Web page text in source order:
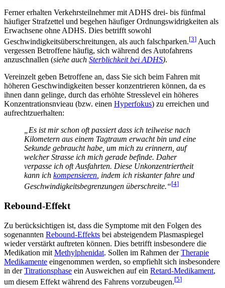
Ferner erhalten Verkehrsteilnehmer mit ADHS drei- bis fünfmal
häufiger Strafzettel und begehen häufiger Ordnungswidrigkeiten als
Erwachsene ohne ADHS. Dies betrifft sowohl
Geschwindigkeitsüberschreitungen, als auch falschparken.[3] Auch
vergessen Betroffene häufig, sich während des Autofahrens
anzuschnallen (siehe auch Sterblichkeit bei ADHS).
Vereinzelt geben Betroffene an, dass Sie sich beim Fahren mit
höheren Geschwindigkeiten besser konzentrieren können, da es
ihnen dann gelinge, durch das erhöhte Stresslevel ein höheres
Konzentrationsnvieau (bzw. einen Hyperfokus) zu erreichen und
aufrechtzuerhalten:
„Es ist mir schon oft passiert dass ich teilweise nach
Kilometern aus einem Tagtraum erwacht bin und eine
Sekunde gebraucht habe, um mich zu erinnern, auf
welcher Strasse ich mich gerade befinde. Daher
verpasse ich oft Ausfahrten. Diese Unkonzentriertheit
kann ich kompensieren , indem ich riskanter fahre und
Geschwindigkeitsbegrenzungen überschreite.“[4]
Rebound-Effekt
Zu berücksichtigen ist, dass die Symptome mit den Folgen des
sogenannten Rebound-Effekts bei absteigendem Plasmaspiegel
wieder verstärkt auftreten können. Dies betrifft insbesondere die
Medikation mit Methylphenidat. Sollen im Rahmen derTherapie
Medikamente eingenommen werden, so empfiehlt sich insbesondere
in derTitrationsphase ein Ausweichen auf ein Retard-Medikament,
um diesem Effekt während des Fahrens vorzubeugen.[5]